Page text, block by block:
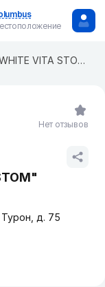
Стоматология "WHITE VITA STOM"
д. 75
Нет отзывов